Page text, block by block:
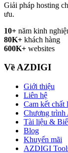
Giải pháp hosting
ưu.
10+ năm kinh
80K+ khách hàng
600K+ websites
Về AZDIGI
Giới thiệu
Liên hệ
Cam kết
Chương
Tài liệu &
Blog
Khuyến mãi
AZDIGI